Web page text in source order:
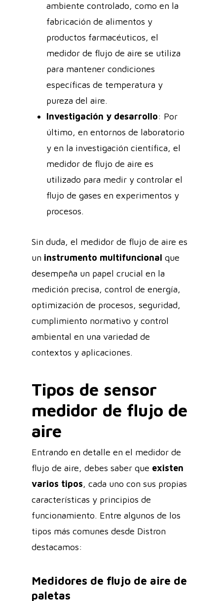
ambiente controlado, como en la
fabricación de alimentos y
productos farmacéuticos, el
medidor de flujo de aire se utiliza
para mantener condiciones
específicas de temperatura y
pureza del aire.
Investigación y desarrollo: Por
último, en entornos de laboratorio
y en la investigación científica, el
medidor de flujo de aire es
utilizado para medir y controlar el
flujo de gases en experimentos y
procesos.
Sin duda, el medidor de flujo de aire es
un instrumento multifuncional que
desempeña un papel crucial en la
medición precisa, control de energía,
optimización de procesos, seguridad,
cumplimiento normativo y control
ambiental en una variedad de
contextos y aplicaciones.
Tipos de sensor
medidor de flujo de
aire
Entrando en detalle en el medidor de
flujo de aire, debes saber que existen
varios tipos, cada uno con sus propias
características y principios de
funcionamiento. Entre algunos de los
tipos más comunes desde Distron
destacamos:
Medidores de flujo de aire de
paletas